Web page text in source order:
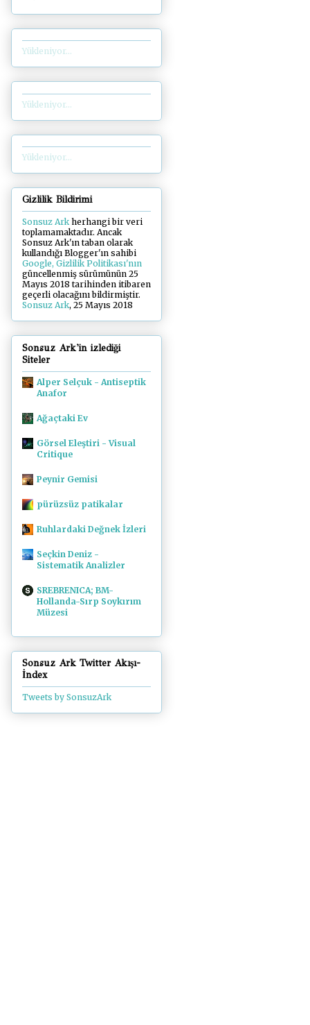
Yükleniyor...
Yükleniyor...
Yükleniyor...
Gizlilik Bildirimi
Sonsuz Arkherhangi bir veri
toplamamaktadır. Ancak
Sonsuz Ark'ın taban olarak
kullandığı Blogger'ın sahibi
Google, Gizlilik Politikası'nın
güncellenmiş sürümünün 25
Mayıs 2018 tarihinden itibaren
geçerli olacağını bildirmiştir.
Sonsuz Ark, 25 Mayıs 2018
Sonsuz Ark'in izlediği
Siteler
Alper Selçuk - Antiseptik
Anafor
Ağaçtaki Ev
Görsel Eleştiri - Visual
Critique
Peynir Gemisi
pürüzsüz patikalar
Ruhlardaki Değnek İzleri
Seçkin Deniz -
Sistematik Analizler
SREBRENICA; BM-
Hollanda-Sırp Soykırım
Müzesi
Sonsuz Ark Twitter Akışı-
İndex
Tweets by SonsuzArk